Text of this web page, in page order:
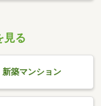
見る
新築マンション